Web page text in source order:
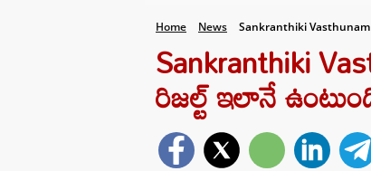
Home News Sankranthiki
Sankranthiki
రిజల్ట్ ఇలానే